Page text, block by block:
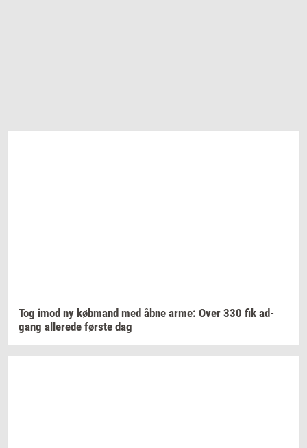
Tog imod ny køb­mand med åbne arme: Over 330 fik ad­
gang al­le­re­de før­ste dag